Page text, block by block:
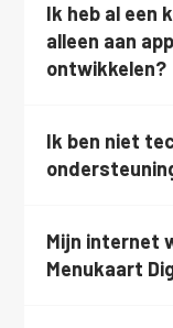
Ik heb al een
alleen aan
ontwikkelen?
Ik ben niet
Mijn internet
Menukaart